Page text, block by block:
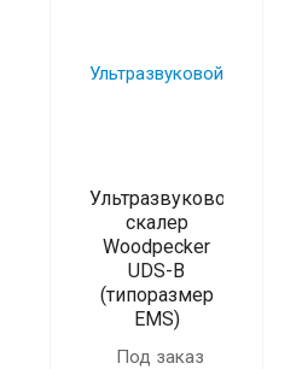
Ультразвуковой
скалер
Woodpecker
UDS-B
(типоразмер
EMS)
Под заказ